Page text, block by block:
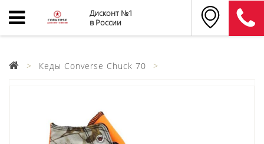
Дисконт №1
в России
Кеды Converse Chuck 70